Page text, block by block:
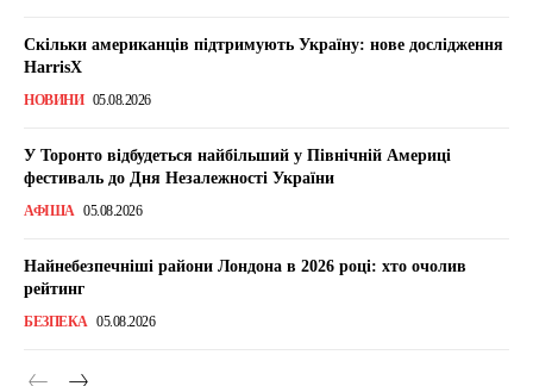
Скільки американців підтримують Україну: нове дослідження
HarrisX
НОВИНИ 05.08.2026
У Торонто відбудеться найбільший у Північній Америці
фестиваль до Дня Незалежності України
АФІША 05.08.2026
Найнебезпечніші райони Лондона в 2026 році: хто очолив
рейтинг
БЕЗПЕКА 05.08.2026